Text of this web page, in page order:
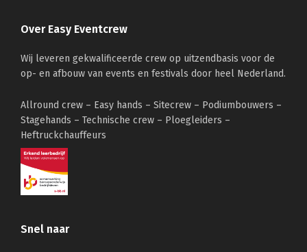
Over Easy Eventcrew
Wij leveren gekwalificeerde crew op uitzendbasis voor de
op- en afbouw van events en festivals door heel Nederland.
Allround crew – Easy hands – Sitecrew – Podiumbouwers –
Stagehands – Technische crew – Ploegleiders –
Heftruckchauffeurs
Snel naar